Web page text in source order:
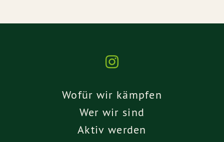
Wofür wir kämpfen
Wer wir sind
Aktiv werden